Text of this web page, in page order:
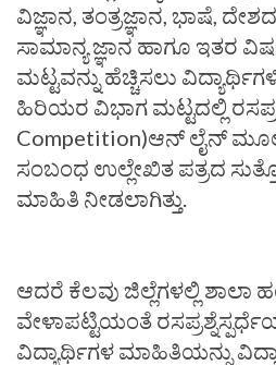
ವಿಜ್ಞಾನ, ತಂತ್ರಜ್ಞಾನ, ಭಾಷೆ,
ಸಾಮಾನ್ಯ ಜ್ಞಾನ ಹಾಗೂ ಇತರ
ಮಟ್ಟವನ್ನು ಹೆಚ್ಚಿಸಲು
ಹಿರಿಯರ ವಿಭಾಗ ಮಟ್ಟದಲ್ಲಿ
Competition)ಆನ್ ಲೈನ್
ಸಂಬಂಧ ಉಲ್ಲೇಖಿತ ಪತ್ರದ
ಮಾಹಿತಿ ನೀಡಲಾಗಿತ್ತು.
ಆದರೆ ಕೆಲವು ಜಿಲ್ಲೆಗಳಲ್ಲಿ ಶಾಲಾ
ವೇಳಾಪಟ್ಟಿಯಂತೆ
ವಿದ್ಯಾರ್ಥಿಗಳ ಮಾಹಿತಿಯನ್ನು